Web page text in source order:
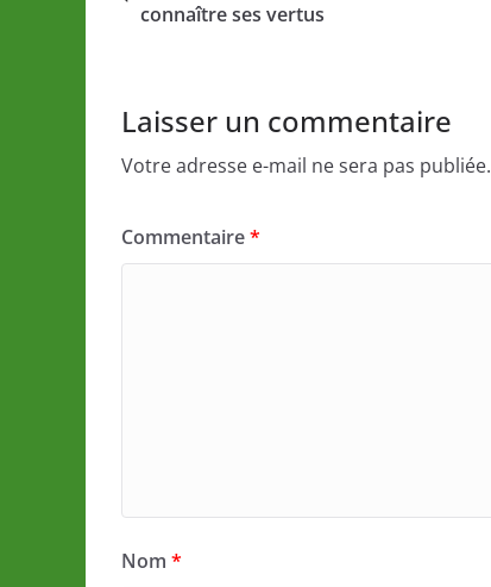
connaître ses vertus
Laisser un commentaire
Votre adresse e-mail ne sera pas publiée.
Commentaire*
Nom *